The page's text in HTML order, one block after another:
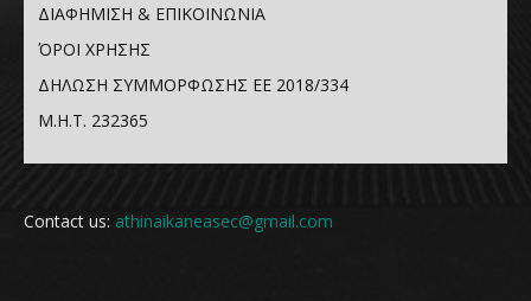
ΔΙΑΦΗΜΙΣΗ & ΕΠΙΚΟΙΝΩΝΙΑ
ΌΡΟΙ ΧΡΗΣΗΣ
ΔΗΛΩΣΗ ΣΥΜΜΟΡΦΩΣΗΣ ΕΕ 2018/334
Μ.Η.Τ. 232365
Contact us: athinaikaneasec@gmail.com